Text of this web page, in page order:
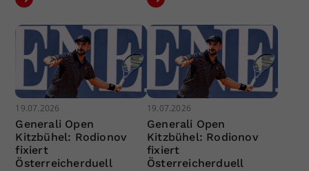
19.07.2026
Generali Open
Kitzbühel: Rodionov
fixiert
Österreicherduell
19.07.2026
Generali Open
Kitzbühel: Rodionov
fixiert
Österreicherduell